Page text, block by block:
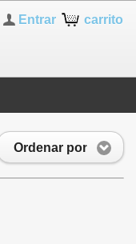
carrito
Entrar
Ordenar por